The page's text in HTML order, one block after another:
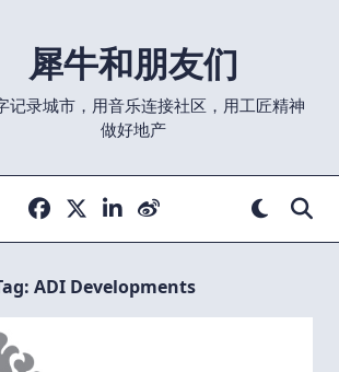
犀牛和朋友们
记录城市，用音乐连接社区，用工匠精神
做好地产
ADI Developments